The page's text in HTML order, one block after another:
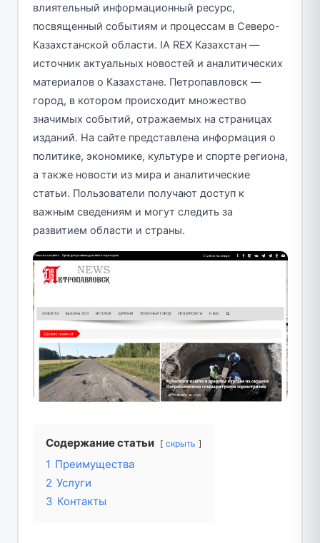
влиятельный информационный ресурс,
посвященный событиям и процессам в Северо-
Казахстанской области. IA REX Казахстан —
источник актуальных новостей и аналитических
материалов о Казахстане. Петропавловск —
город, в котором происходит множество
значимых событий, отражаемых на страницах
изданий. На сайте представлена информация о
политике, экономике, культуре и спорте региона,
а также новости из мира и аналитические
статьи. Пользователи получают доступ к
важным сведениям и могут следить за
развитием области и страны.
Содержание статьи скрыть
1 Преимущества
2 Услуги
3 Контакты